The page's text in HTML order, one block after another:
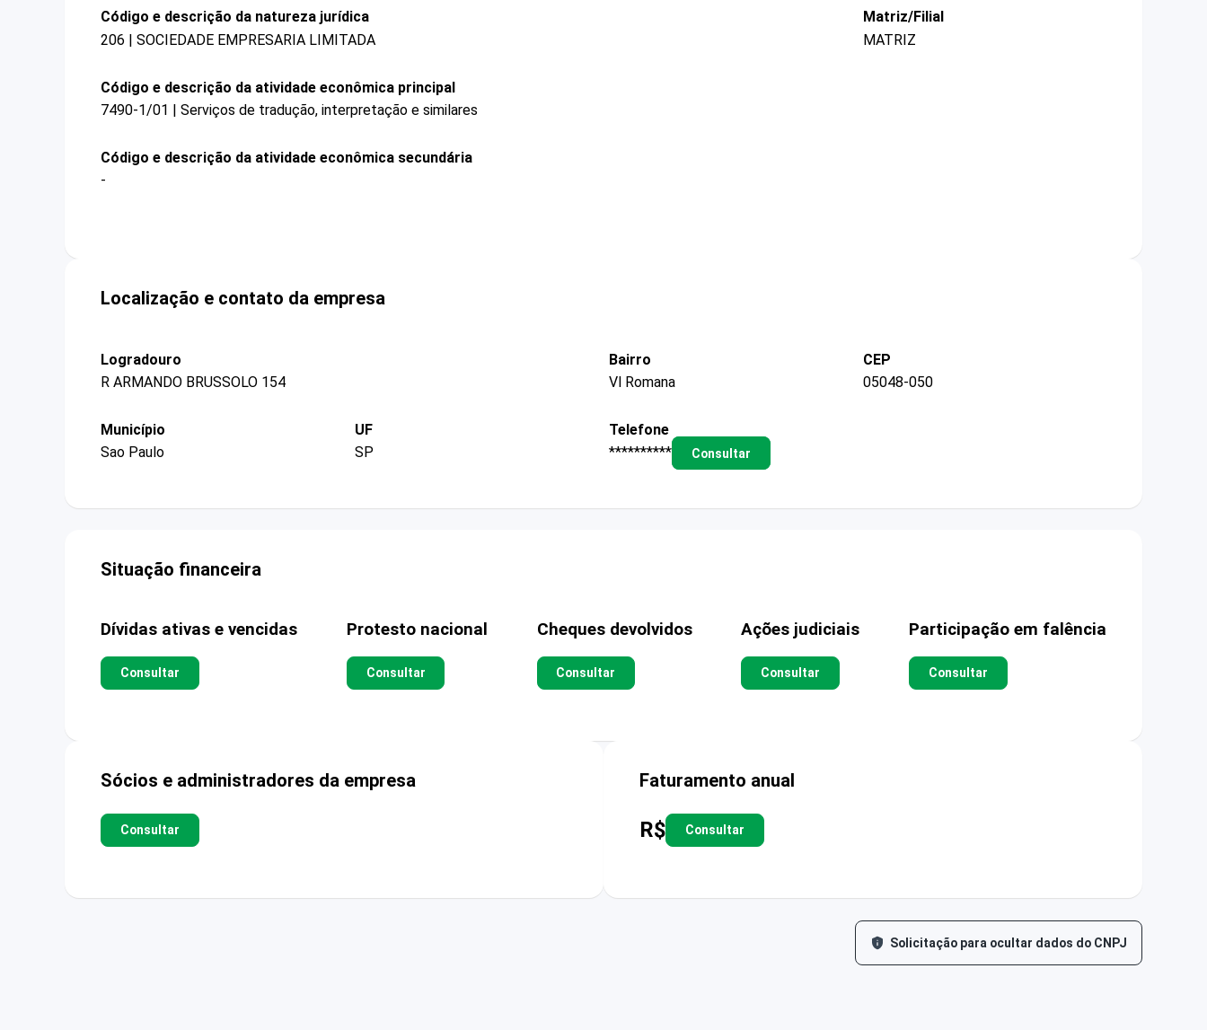
Código e descrição da natureza jurídica
206 | SOCIEDADE EMPRESARIA LIMITADA
Matriz/Filial
MATRIZ
Código e descrição da atividade econômica principal
7490-1/01 | Serviços de tradução, interpretação e similares
Código e descrição da atividade econômica secundária
-
Localização e contato da empresa
Logradouro
R ARMANDO BRUSSOLO 154
Bairro
Vl Romana
CEP
05048-050
Município
Sao Paulo
UF
SP
Telefone
**********
Consultar
Situação financeira
Dívidas ativas e vencidas
Consultar
Protesto nacional
Consultar
Cheques devolvidos
Consultar
Ações judiciais
Consultar
Participação em falência
Consultar
Sócios e administradores da empresa
Consultar
Faturamento anual
R$ Consultar
Solicitação para ocultar dados do CNPJ